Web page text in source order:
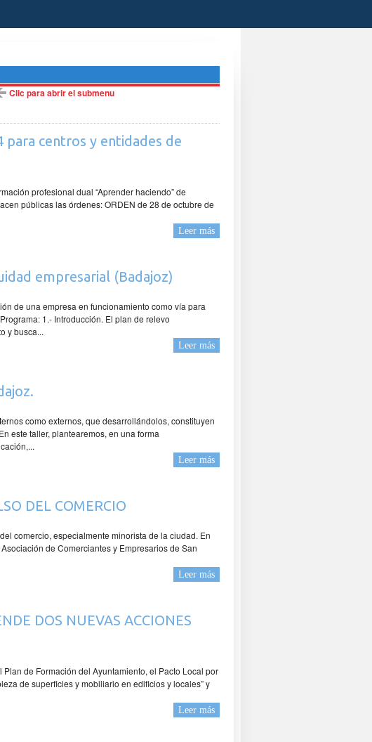
Clic para abrir el submenu
para centros y entidades de
profesional dual “Aprender haciendo” de
públicas las órdenes: ORDEN de 28 de octubre de
Leer más
empresarial (Badajoz)
de una empresa en funcionamiento como vía para
1.- Introducción. El plan de relevo
y busca...
Leer más
como externos, que desarrollándolos, constituyen
este taller, plantearemos, en una forma
Leer más
DEL COMERCIO
comercio, especialmente minorista de la ciudad. En
de Comerciantes y Empresarios de San
Leer más
DOS NUEVAS ACCIONES
de Formación del Ayuntamiento, el Pacto Local por
de superficies y mobiliario en edificios y locales” y
Leer más